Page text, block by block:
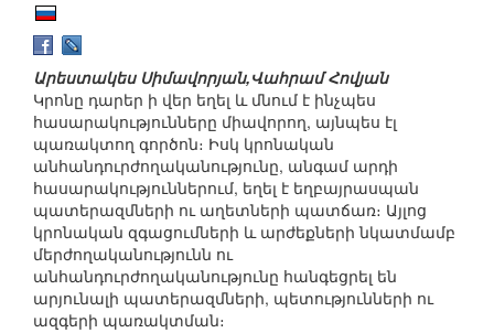
Արեստակես Սիմավորյան,Վահրամ Հովյան
Կրոնը դարեր ի վեր եղել և մնում է ինչպես
հասարակությունները միավորող, այնպես էլ
պառակտող գործոն։ Իսկ կրոնական
անհանդուրժողականությունը, անգամ արդի
հասարակություններում, եղել է եղբայրասպան
պատերազմների ու աղետների պատճառ։ Այլոց
կրոնական զգացումների և արժեքների նկատմամբ
մերժողականությունն ու
անհանդուրժողականությունը հանգեցրել են
արյունալի պատերազմների, պետությունների ու
ազգերի պառակտման։